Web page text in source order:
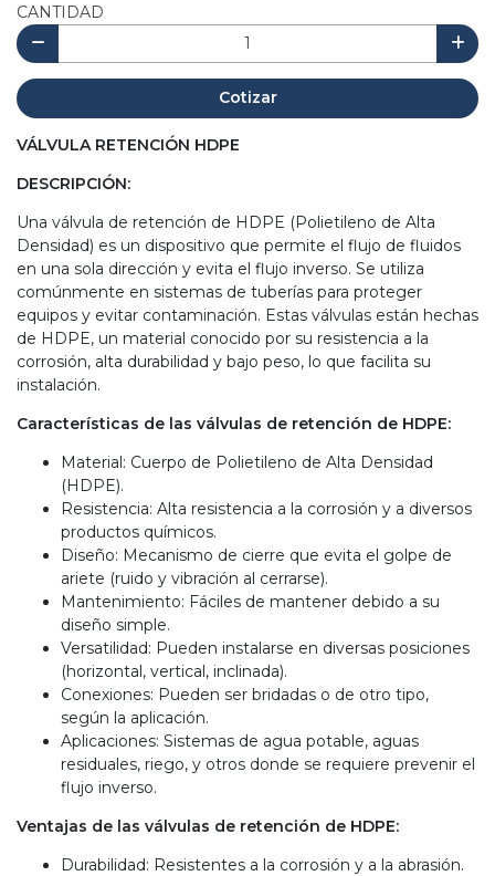
CANTIDAD
Cotizar
VÁLVULA RETENCIÓN HDPE
DESCRIPCIÓN:
Una válvula de retención de HDPE (Polietileno de Alta
Densidad) es un dispositivo que permite el flujo de fluidos
en una sola dirección y evita el flujo inverso. Se utiliza
comúnmente en sistemas de tuberías para proteger
equipos y evitar contaminación. Estas válvulas están hechas
de HDPE, un material conocido por su resistencia a la
corrosión, alta durabilidad y bajo peso, lo que facilita su
instalación.
Características de las válvulas de retención de HDPE:
Material: Cuerpo de Polietileno de Alta Densidad
(HDPE).
Resistencia: Alta resistencia a la corrosión y a diversos
productos químicos.
Diseño: Mecanismo de cierre que evita el golpe de
ariete (ruido y vibración al cerrarse).
Mantenimiento: Fáciles de mantener debido a su
diseño simple.
Versatilidad: Pueden instalarse en diversas posiciones
(horizontal, vertical, inclinada).
Conexiones: Pueden ser bridadas o de otro tipo,
según la aplicación.
Aplicaciones: Sistemas de agua potable, aguas
residuales, riego, y otros donde se requiere prevenir el
flujo inverso.
Ventajas de las válvulas de retención de HDPE:
Durabilidad: Resistentes a la corrosión y a la abrasión.